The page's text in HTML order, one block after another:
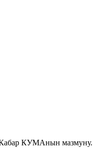
Кабар КУМАнын мазмуну.